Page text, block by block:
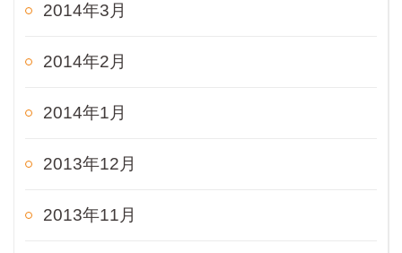
2014年3月
2014年2月
2014年1月
2013年12月
2013年11月